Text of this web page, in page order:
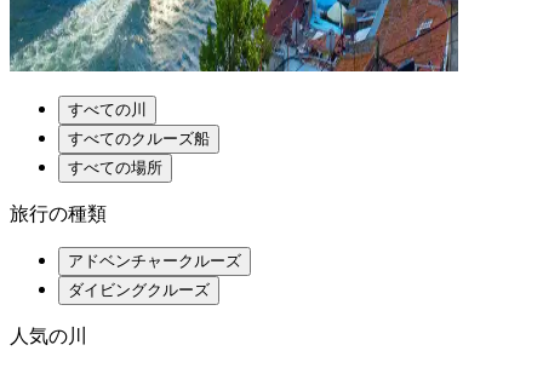
すべての川
すべてのクルーズ船
すべての場所
旅行の種類
アドベンチャークルーズ
ダイビングクルーズ
人気の川